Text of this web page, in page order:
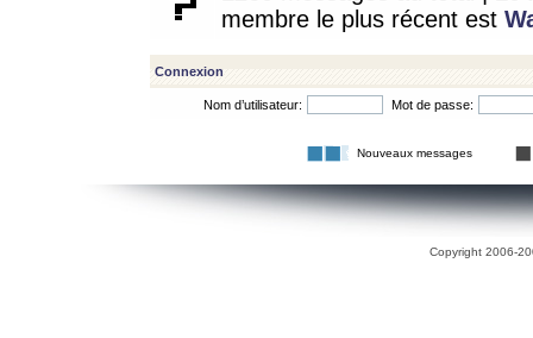
membre le plus récent est
Connexion
Nom d’utilisateur: Mot de passe:
Nouveaux messages
Copyright 2006-